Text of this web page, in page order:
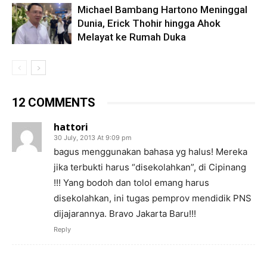
Michael Bambang Hartono Meninggal
Dunia, Erick Thohir hingga Ahok
Melayat ke Rumah Duka
12 COMMENTS
hattori
30 July, 2013 At 9:09 pm
bagus menggunakan bahasa yg halus! Mereka
jika terbukti harus “disekolahkan”, di Cipinang
!!! Yang bodoh dan tolol emang harus
disekolahkan, ini tugas pemprov mendidik PNS
dijajarannya. Bravo Jakarta Baru!!!
Reply